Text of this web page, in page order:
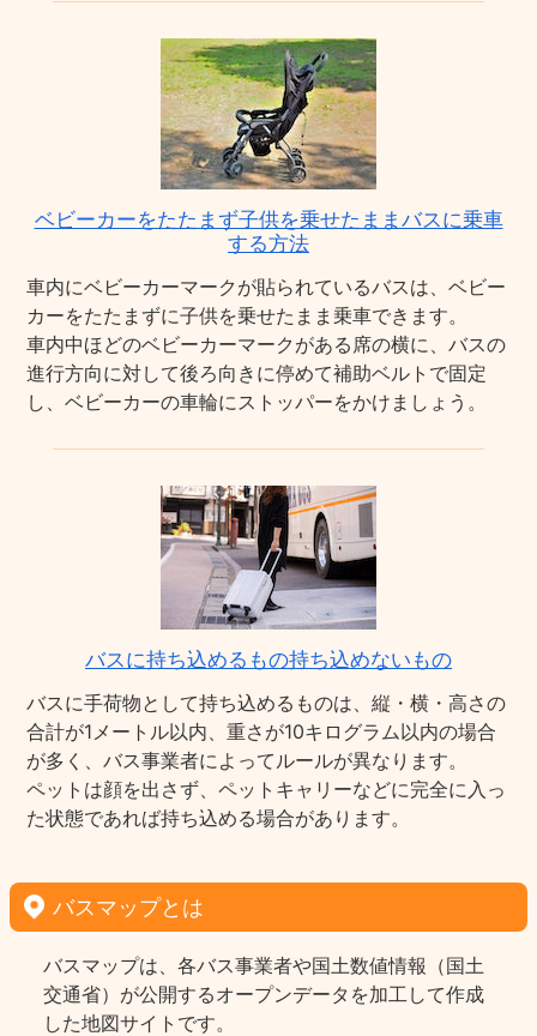
ベビーカーをたたまず子供を乗せたままバスに乗車
する方法
車内にベビーカーマークが貼られているバスは、ベビー
カーをたたまずに子供を乗せたまま乗車できます。
車内中ほどのベビーカーマークがある席の横に、バスの
進行方向に対して後ろ向きに停めて補助ベルトで固定
し、ベビーカーの車輪にストッパーをかけましょう。
バスに持ち込めるもの持ち込めないもの
バスに手荷物として持ち込めるものは、縦・横・高さの
合計が1メートル以内、重さが10キログラム以内の場合
が多く、バス事業者によってルールが異なります。
ペットは顔を出さず、ペットキャリーなどに完全に入っ
た状態であれば持ち込める場合があります。
バスマップとは
バスマップは、各バス事業者や国土数値情報（国土
交通省）が公開するオープンデータを加工して作成
した地図サイトです。